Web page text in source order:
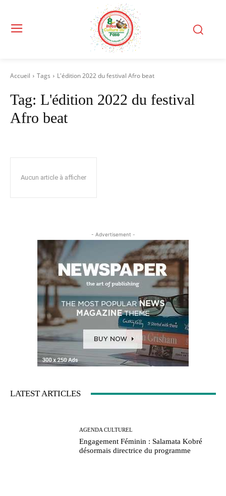
Accueil Tags L'édition 2022 du festival Afro beat
Tag: L'édition 2022 du festival
Afro beat
Aucun article à afficher
- Advertisement -
LATEST ARTICLES
AGENDA CULTUREL
Engagement Féminin : Salamata Kobré
désormais directrice du programme